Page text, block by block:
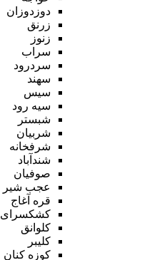
دوزدوزان
زرنق
زنوز
سراب
سردرود
سهند
سیس
سیه رود
شبستر
شربیان
شرفخانه
شندآباد
صوفیان
عجب شیر
قره آغاج
کشکسرای
کلوانق
کلیبر
کوزه کنان